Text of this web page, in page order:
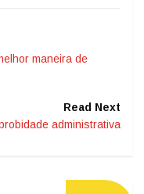
maneira de
Read Next
administrativa